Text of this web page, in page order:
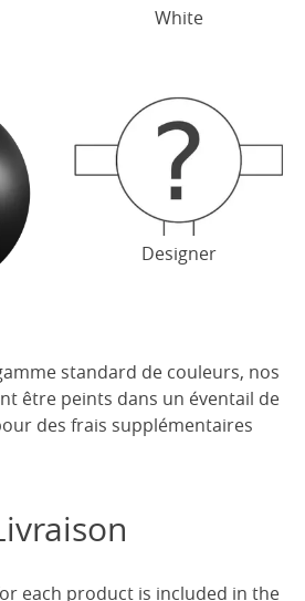
White
Designer
standard de couleurs, nos
être peints dans un éventail de
des frais supplémentaires
each product is included in the